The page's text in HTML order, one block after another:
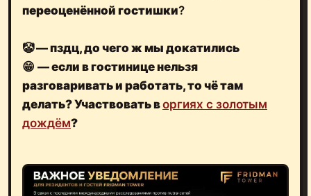
переоценённой гостишки?
🤡 — пздц, до чего ж мы докатились
😁 — если в гостинице нельзя
разговаривать и работать, то чё там
делать? Участвовать воргиях с золотым
дождём?